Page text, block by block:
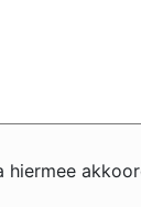
hiermee